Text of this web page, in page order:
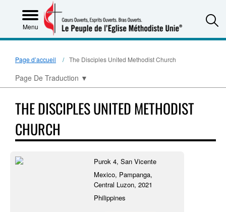
Menu
Page d’accueil The Disciples United Methodist Church
Page De Traduction ▼
THE DISCIPLES UNITED METHODIST
CHURCH
Purok 4, San Vicente
Mexico, Pampanga,
Central Luzon, 2021
Philippines